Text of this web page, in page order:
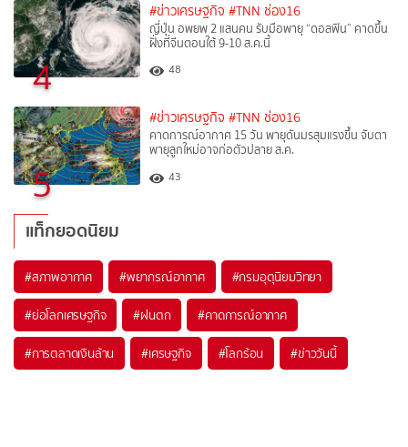
4
#ข่าวเศรษฐกิจ #TNN ช่อง16
ญี่ปุ่น อพยพ 2 แสนคน รับมือพายุ “ดอลฟิน” คาดขึ้น
ฝั่งที่จีนตอนใต้ 9-10 ส.ค.นี้
48
5
#ข่าวเศรษฐกิจ #TNN ช่อง16
คาดการณ์อากาศ 15 วัน พายุดันมรสุมแรงขึ้น จับตา
พายุลูกใหม่อาจก่อตัวปลาย ส.ค.
43
แท็กยอดนิยม
#สภาพอากาศ #พยากรณ์อากาศ #กรมอุตุนิยมวิทยา
#ย่อโลกเศรษฐกิจ #ฝนตก #คาดการณ์อากาศ
#การตลาดเงินล้าน #เศรษฐกิจ #โลกร้อน #ข่าววันนี้